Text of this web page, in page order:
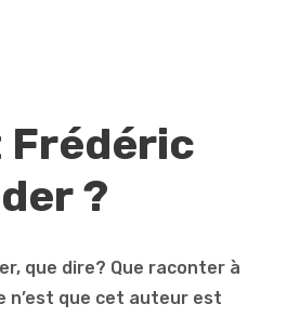
Frédéric
?
que dire? Que raconter à
n’est que cet auteur est